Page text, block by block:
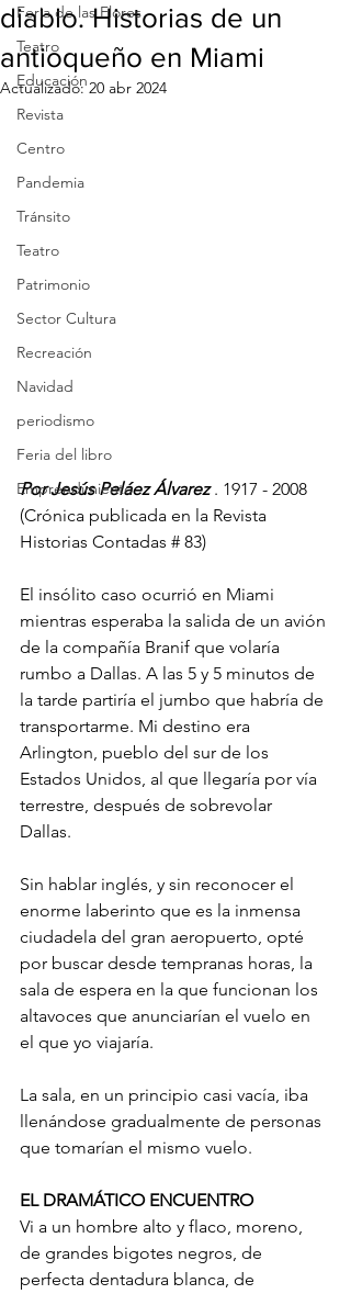
Feria de las Flores
Teatro
Educación
Revista
Centro
Pandemia
Tránsito
Teatro
Patrimonio
Sector Cultura
Recreación
Navidad
periodismo
Feria del libro
Emprendimiento
diablo. Historias de un
antioqueño en Miami
Actualizado:20 abr 2024
Por Jesús Peláez Álvarez . 1917 - 2008
(Crónica publicada en la Revista
Historias Contadas # 83)
El insólito caso ocurrió en Miami
mientras esperaba la salida de un avión
de la compañía Branif que volaría
rumbo a Dallas. A las 5 y 5 minutos de
la tarde partiría el jumbo que habría de
transportarme. Mi destino era
Arlington, pueblo del sur de los
Estados Unidos, al que llegaría por vía
terrestre, después de sobrevolar
Dallas.
Sin hablar inglés, y sin reconocer el
enorme laberinto que es la inmensa
ciudadela del gran aeropuerto, opté
por buscar desde tempranas horas, la
sala de espera en la que funcionan los
altavoces que anunciarían el vuelo en
el que yo viajaría.
La sala, en un principio casi vacía, iba
llenándose gradualmente de personas
que tomarían el mismo vuelo.
EL DRAMÁTICO ENCUENTRO
Vi a un hombre alto y flaco, moreno,
de grandes bigotes negros, de
perfecta dentadura blanca, de